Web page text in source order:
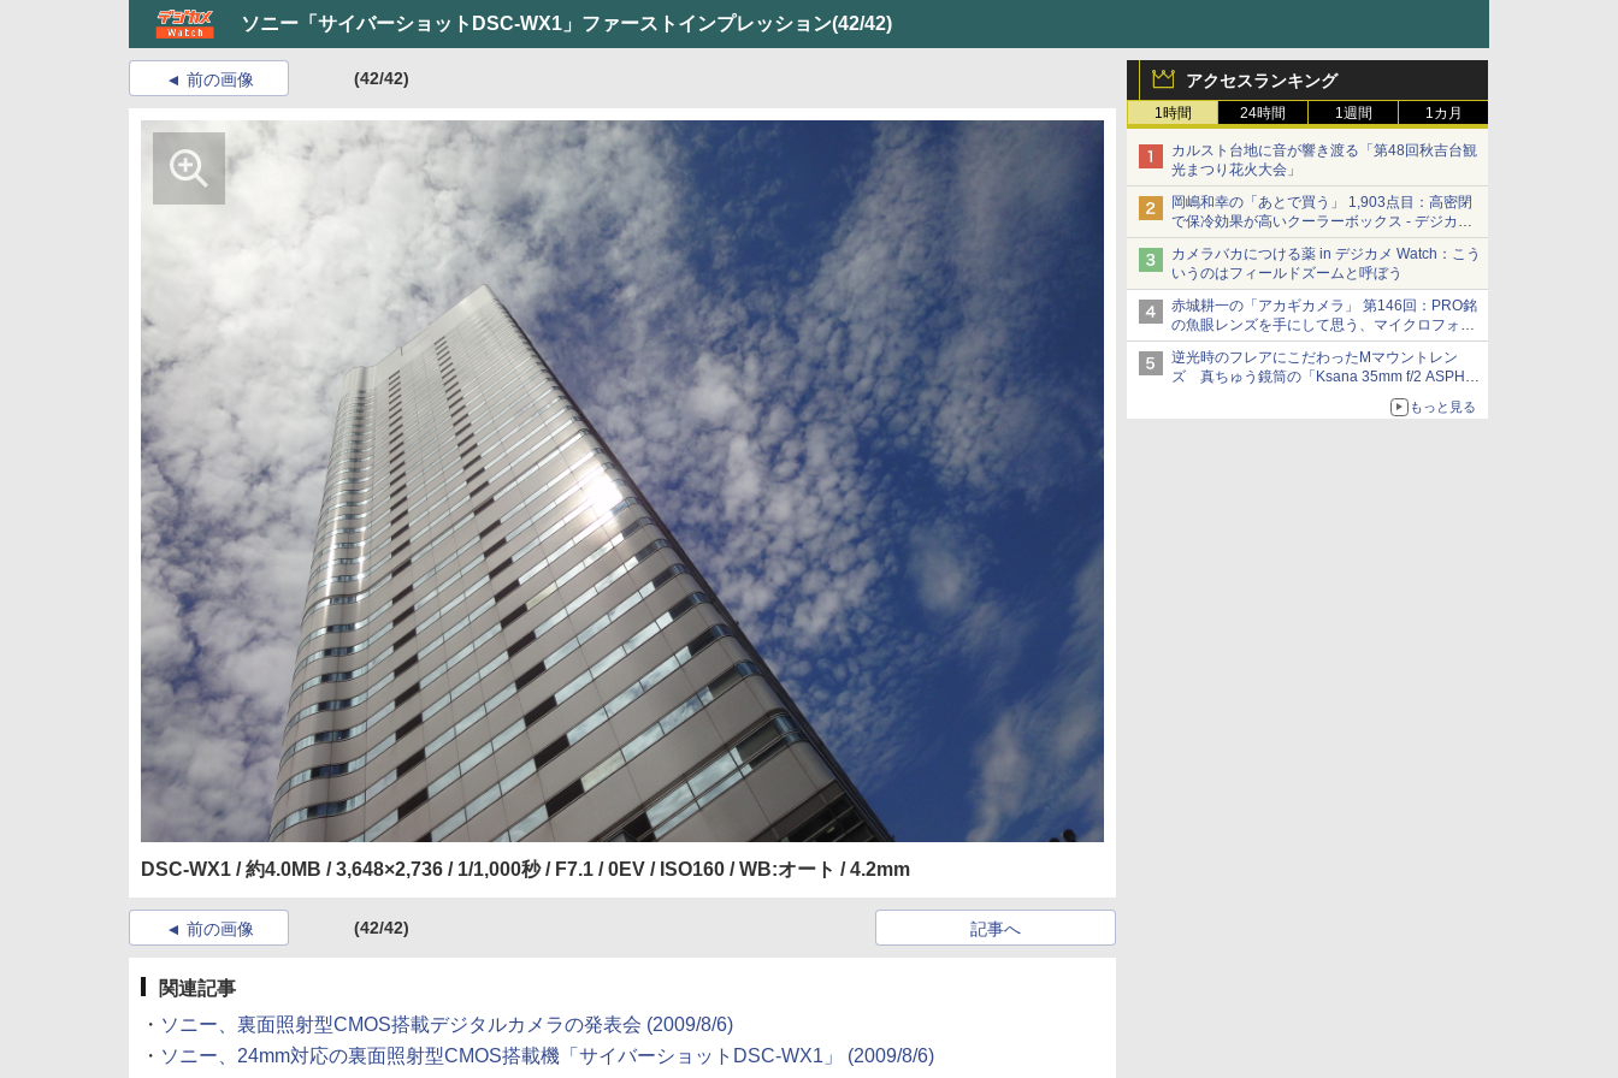
ソニー「サイバーショットDSC-WX1」ファーストインプレッション(42/42)
アクセスランキング
1時間 24時間 1週間 1カ月
カルスト台地に音が響き渡る「第48回秋吉台観
光まつり花火大会」
岡嶋和幸の「あとで買う」 1,903点目：高密閉
で保冷効果が高いクーラーボックス - デジカメ
Watch
カメラバカにつける薬 in デジカメ Watch：こう
いうのはフィールドズームと呼ぼう
赤城耕一の「アカギカメラ」 第146回：PRO銘
の魚眼レンズを手にして思う、マイクロフォー
サーズへの期待と可能性
逆光時のフレアにこだわったMマウントレン
ズ 真ちゅう鏡筒の「Ksana 35mm f/2 ASPH.
もっと見る
前の画像 (42/42)
DSC-WX1 / 約4.0MB / 3,648×2,736 / 1/1,000秒 / F7.1 / 0EV / ISO160 / WB:オート / 4.2mm
前の画像 (42/42) 記事へ
関連記事
・ ソニー、裏面照射型CMOS搭載デジタルカメラの発表会 (2009/8/6)
・ ソニー、24mm対応の裏面照射型CMOS搭載機「サイバーショットDSC-WX1」 (2009/8/6)